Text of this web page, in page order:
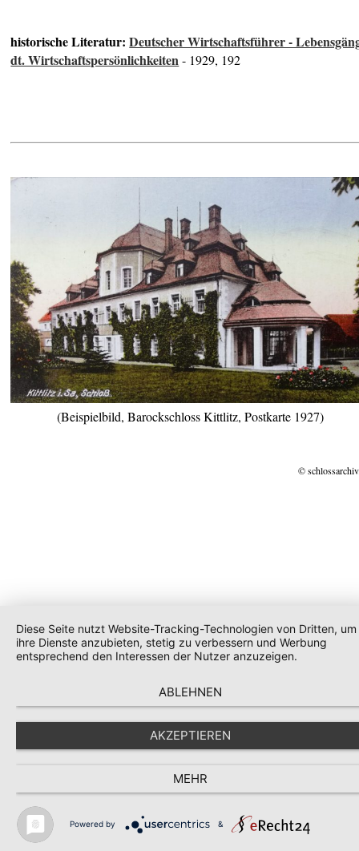
historische Literatur:Deutscher Wirtschaftsführer -
dt. Wirtschaftspersönlichkeiten- 1929, 192
(Beispielbild, Barockschloss Kittlitz, Postkarte 1927)
©
Diese Seite nutzt Website-Tracking-Technologien von Dritten, um
ihre Dienste anzubieten, stetig zu verbessern und Werbung
entsprechend den Interessen der Nutzer anzuzeigen.
ABLEHNEN
AKZEPTIEREN
MEHR
Powered by &